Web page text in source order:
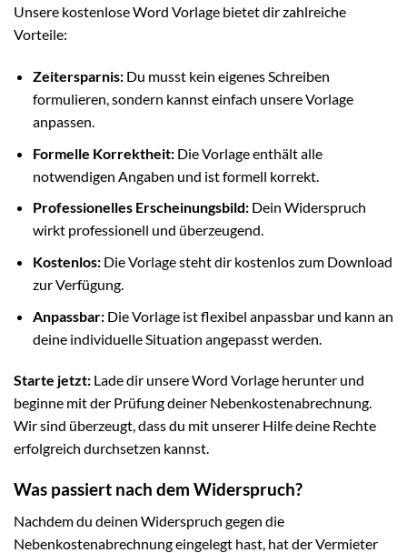
Unsere kostenlose Word Vorlage bietet dir zahlreiche
Vorteile:
Zeitersparnis:Du musst kein eigenes Schreiben
formulieren, sondern kannst einfach unsere Vorlage
anpassen.
Formelle Korrektheit:Die Vorlage enthält alle
notwendigen Angaben und ist formell korrekt.
Professionelles Erscheinungsbild:Dein Widerspruch
wirkt professionell und überzeugend.
Kostenlos:Die Vorlage steht dir kostenlos zum Download
zur Verfügung.
Anpassbar:Die Vorlage ist flexibel anpassbar und kann an
deine individuelle Situation angepasst werden.
Starte jetzt: Lade dir unsere Word Vorlage herunter und
beginne mit der Prüfung deiner Nebenkostenabrechnung.
Wir sind überzeugt, dass du mit unserer Hilfe deine Rechte
erfolgreich durchsetzen kannst.
Was passiert nach dem Widerspruch?
Nachdem du deinen Widerspruch gegen die
Nebenkostenabrechnung eingelegt hast, hat der Vermieter